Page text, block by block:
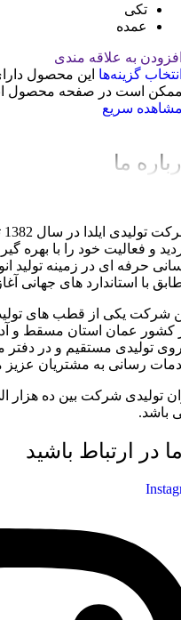
تکی
عمده
به علاقه مندی
گزینه‌ها این محصول
است در صفحه محصول
سریع
ما
و فعالیت خود را با بهره
حرفه ای در زمینه تولید
با استاندارد های جهانی
شرکت یکی از قطب های تولید
رسانی به مشتریان عزیز
تولیدی شرکت بین ده هزار
باشد.
در ارتباط باشید